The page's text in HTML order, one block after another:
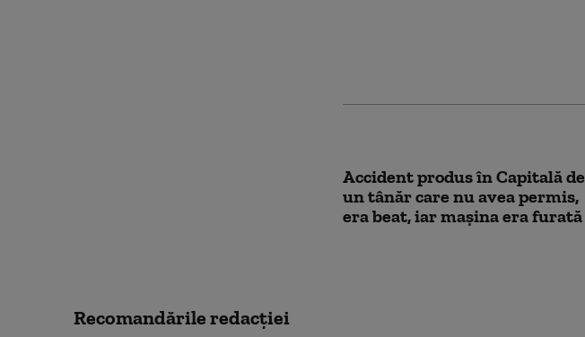
Accident produs în Capitală de
un tânăr care nu avea permis,
era beat, iar maşina era furată
Recomandările redacţiei